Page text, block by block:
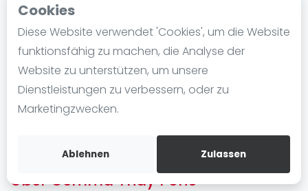
Cookies
Diese Website verwendet 'Cookies', um die Website
funktionsfähig zu machen, die Analyse der
Website zu unterstützen, um unsere
Dienstleistungen zu verbessern, oder zu
Marketingzwecken.
Ablehnen Zulassen
Blog
Die Geschichte von Padel
Regeln und Punktzählung
Padel Schläge
Video
POSITIE
#1 18.840
Bist duGemma Triay Pons
Kostenloses Konto erstellen
Über Gemma Triay Pons